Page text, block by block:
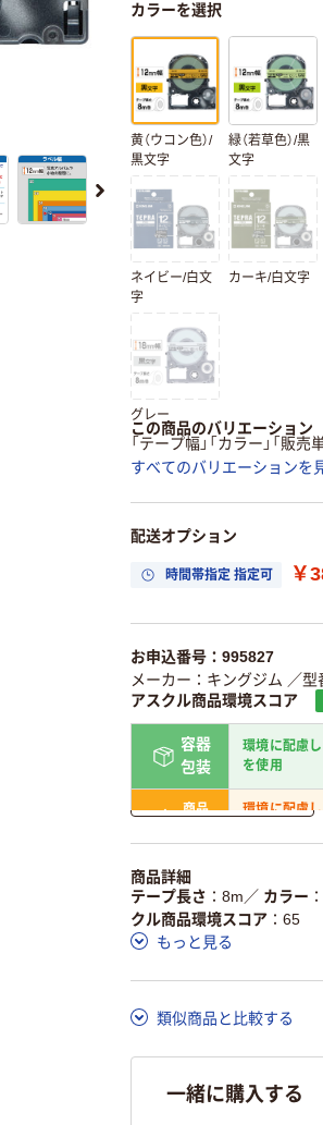
カラーを選択
黄（ウコン色）/
黒文字
緑（若草色）/黒
文字
ネイビー/白文
字
カーキ/白文字
グレー
この商品のバリエーション
「テープ幅」「カラー」「販
すべてのバリエーションを
配送オプション
時間帯指定 指定可 ￥
お申込番号：995827
メーカー：キングジム ／型
アスクル商品環境スコア
容器
包装
環境に配慮
を使用
商品
環境に配慮
仕組
がある
この商品の環境配慮ポイン
ア詳細／加点項目
詳しく見る
商品詳細
テープ長さ
8m ／ カラー
クル商品環境スコア
65
もっと見る
類似商品と比較する
一緒に購入する